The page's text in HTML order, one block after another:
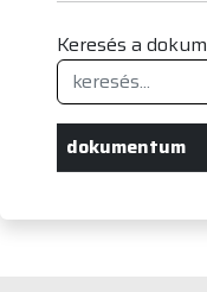
Keresés a
dokumentum